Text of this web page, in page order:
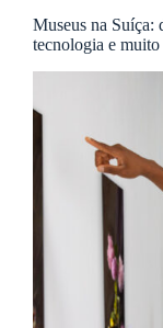
Museus na Suíça:
tecnologia e muito